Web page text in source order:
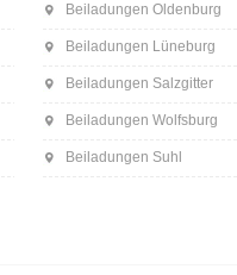
Beiladungen Oldenburg
Beiladungen Lüneburg
Beiladungen Salzgitter
Beiladungen Wolfsburg
Beiladungen Suhl